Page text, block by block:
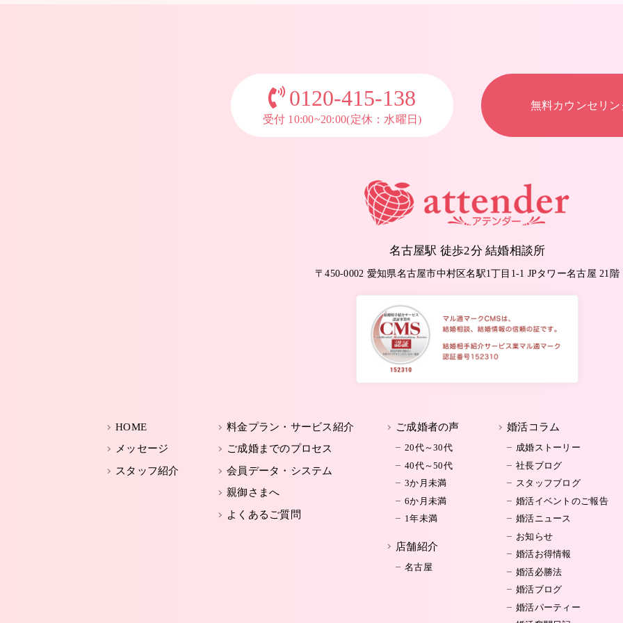
0120-415-138
受付 10:00~20:00(定休：水曜日)
無料カウンセリ
名古屋駅 徒歩2分 結婚相談所
〒450-0002 愛知県名古屋市中村区名駅1丁目1-1 JPタワー名古屋 21階
HOME
メッセージ
スタッフ紹介
料金プラン・サービス紹介
ご成婚までのプロセス
会員データ・システム
親御さまへ
よくあるご質問
ご成婚者の声
20代～30代
40代～50代
3か月未満
6か月未満
1年未満
店舗紹介
名古屋
婚活コラム
成婚ストーリー
社長ブログ
スタッフブログ
婚活イベントのご報告
婚活ニュース
お知らせ
婚活お得情報
婚活必勝法
婚活ブログ
婚活パーティー